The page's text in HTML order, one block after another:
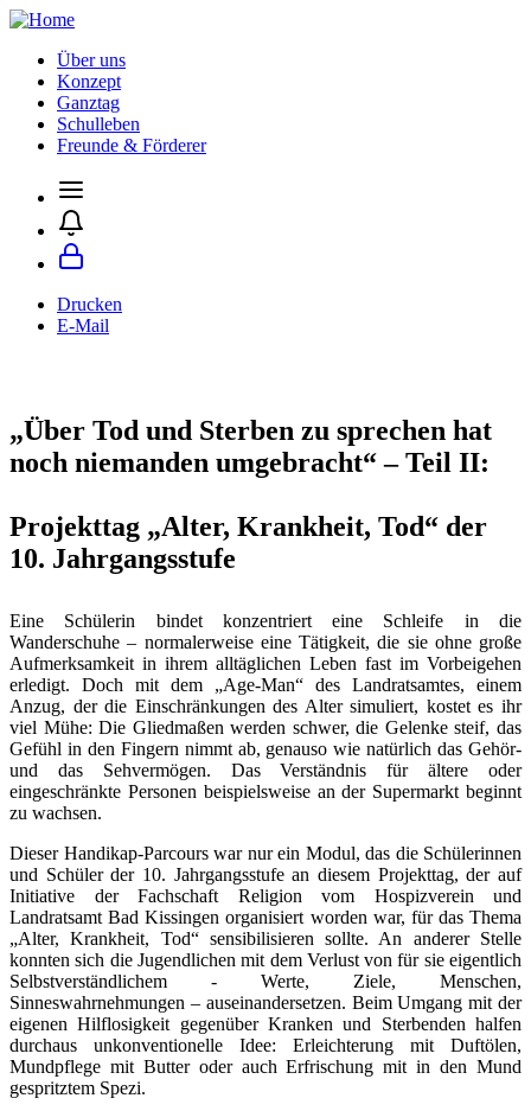
Über uns
Konzept
Ganztag
Schulleben
Freunde & Förderer
Drucken
E-Mail
„Über Tod und Sterben zu sprechen hat
noch niemanden umgebracht“ – Teil II:
Projekttag „Alter, Krankheit, Tod“ der
10. Jahrgangsstufe
Eine Schülerin bindet konzentriert eine Schleife in die
Wanderschuhe – normalerweise eine Tätigkeit, die sie ohne große
Aufmerksamkeit in ihrem alltäglichen Leben fast im Vorbeigehen
erledigt. Doch mit dem „Age-Man“ des Landratsamtes, einem
Anzug, der die Einschränkungen des Alter simuliert, kostet es ihr
viel Mühe: Die Gliedmaßen werden schwer, die Gelenke steif, das
Gefühl in den Fingern nimmt ab, genauso wie natürlich das Gehör-
und das Sehvermögen. Das Verständnis für ältere oder
eingeschränkte Personen beispielsweise an der Supermarkt beginnt
zu wachsen.
Dieser Handikap-Parcours war nur ein Modul, das die Schülerinnen
und Schüler der 10. Jahrgangsstufe an diesem Projekttag, der auf
Initiative der Fachschaft Religion vom Hospizverein und
Landratsamt Bad Kissingen organisiert worden war, für das Thema
„Alter, Krankheit, Tod“ sensibilisieren sollte. An anderer Stelle
konnten sich die Jugendlichen mit dem Verlust von für sie eigentlich
Selbstverständlichem - Werte, Ziele, Menschen,
Sinneswahrnehmungen – auseinandersetzen. Beim Umgang mit der
eigenen Hilflosigkeit gegenüber Kranken und Sterbenden halfen
durchaus unkonventionelle Idee: Erleichterung mit Duftölen,
Mundpflege mit Butter oder auch Erfrischung mit in den Mund
gespritztem Spezi.